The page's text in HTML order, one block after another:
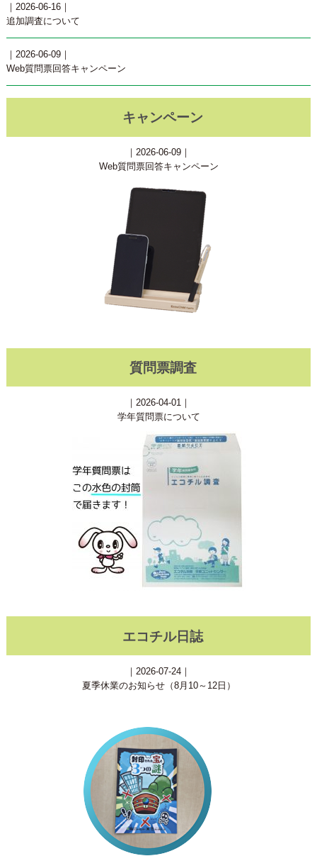
｜2026-06-16｜
追加調査について
｜2026-06-09｜
Web質問票回答キャンペーン
キャンペーン
｜2026-06-09｜
Web質問票回答キャンペーン
質問票調査
｜2026-04-01｜
学年質問票について
エコチル日誌
｜2026-07-24｜
夏季休業のお知らせ（8月10～12日）